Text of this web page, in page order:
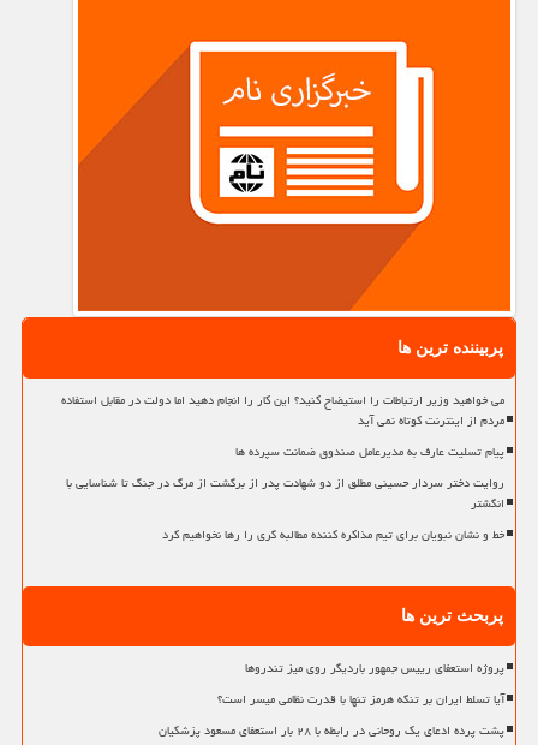
پربیننده ترین ها
می خواهید وزیر ارتباطات را استیضاح کنید؟ این کار را انجام دهید اما دولت در مقابل استفاده
مردم از اینترنت کوتاه نمی آید
پیام تسلیت عارف به مدیرعامل صندوق ضمانت سپرده ها
روایت دختر سردار حسینی مطلق از دو شهادت پدر از برگشت از مرگ در جنگ تا شناسایی با
انگشتر
خط و نشان نبویان برای تیم مذاکره کننده مطالبه گری را رها نخواهیم کرد
پربحث ترین ها
پروژه استعفای رییس جمهور باردیگر روی میز تندروها
آیا تسلط ایران بر تنگه هرمز تنها با قدرت نظامی میسر است؟
پشت پرده ادعای یک روحانی در رابطه با ۲۸ بار استعفای مسعود پزشکیان